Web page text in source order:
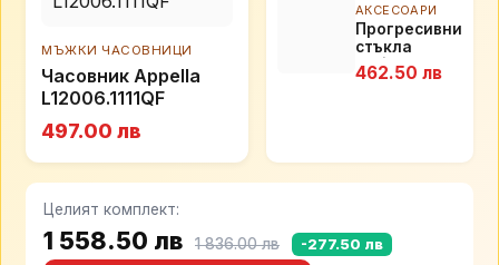
МЪЖКИ ЧАСОВНИЦИ
Часовник Appella
L12006.1111QF
497.00 лв
АКСЕСОАРИ
Прогресивни
стъкла
Essilor
Varilux
462.50 лв
Целият комплект:
1 558.50 лв 1 836.00 лв -277.50 лв